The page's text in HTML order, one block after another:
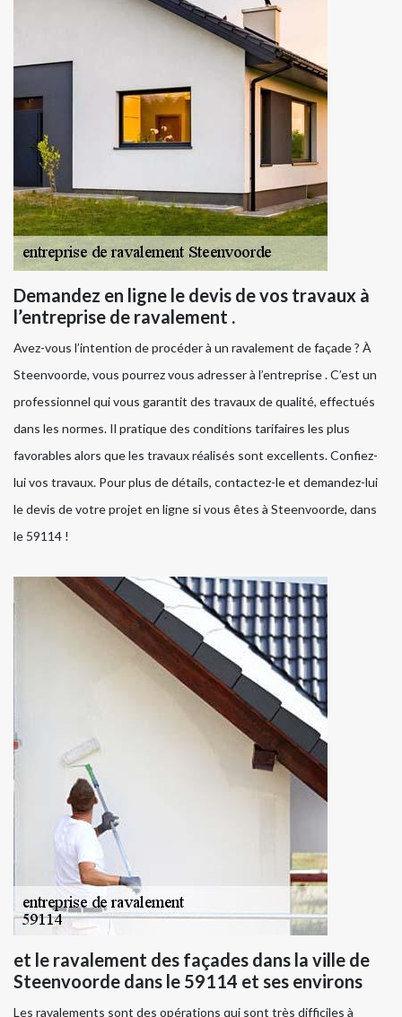
Demandez en ligne le devis de vos travaux à
l’entreprise de ravalement .
Avez-vous l’intention de procéder à un ravalement de façade ? À
Steenvoorde, vous pourrez vous adresser à l’entreprise . C’est un
professionnel qui vous garantit des travaux de qualité, effectués
dans les normes. Il pratique des conditions tarifaires les plus
favorables alors que les travaux réalisés sont excellents. Confiez-
lui vos travaux. Pour plus de détails, contactez-le et demandez-lui
le devis de votre projet en ligne si vous êtes à Steenvoorde, dans
le 59114 !
et le ravalement des façades dans la ville de
Steenvoorde dans le 59114 et ses environs
Les ravalements sont des opérations qui sont très difficiles à